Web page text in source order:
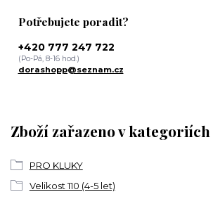
Zboží zařazeno v kategoriích
PRO KLUKY
Velikost 110 (4-5 let)
Potřebujete poradit?
+420 777 247 722
(Po-Pá, 8-16 hod.)
dorashopp@seznam.cz